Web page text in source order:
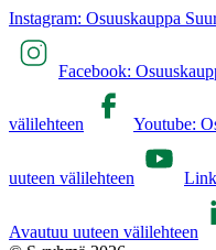
Instagram: Osuuskauppa
Facebook:
välilehteen Youtube:
uuteen välilehteen
Avautuu uuteen välilehteen